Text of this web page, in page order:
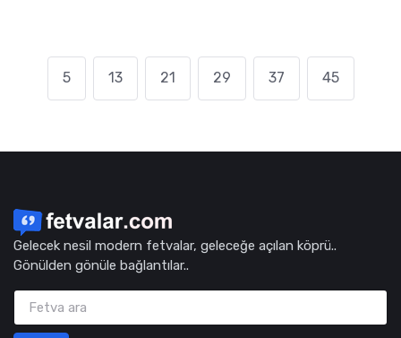
5 13 21 29 37 45
Gelecek nesil modern fetvalar, geleceğe açılan köprü..
Gönülden gönüle bağlantılar..